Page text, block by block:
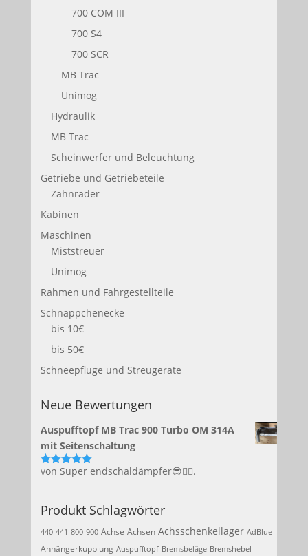
700 COM III
700 S4
700 SCR
MB Trac
Unimog
Hydraulik
MB Trac
Scheinwerfer und Beleuchtung
Getriebe und Getriebeteile
Zahnräder
Kabinen
Maschinen
Miststreuer
Unimog
Rahmen und Fahrgestellteile
Schnäppchenecke
bis 10€
bis 50€
Schneepflüge und Streugeräte
Neue Bewertungen
Auspufftopf MB Trac 900 Turbo OM 314A
mit Seitenschaltung
Bewertet
von Super endschaldämpfer😎👍🏻.
Produkt Schlagwörter
440 441 800-900 Achse Achsen Achsschenkellager AdBlue
Anhängerkupplung Auspufftopf Bremsbeläge Bremshebel